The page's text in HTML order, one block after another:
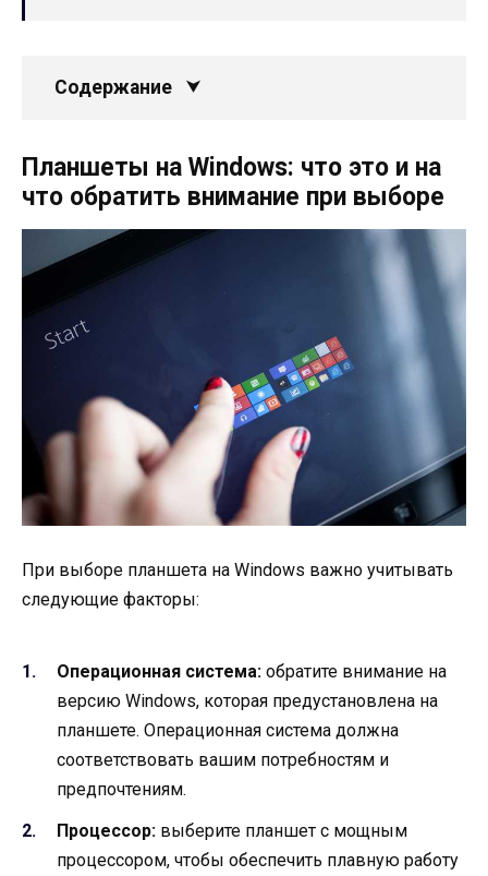
Содержание
Планшеты на Windows: что это и на
что обратить внимание при выборе
При выборе планшета на Windows важно учитывать
следующие факторы:
Операционная система: обратите внимание на
версию Windows, которая предустановлена на
планшете. Операционная система должна
соответствовать вашим потребностям и
предпочтениям.
Процессор: выберите планшет с мощным
процессором, чтобы обеспечить плавную работу